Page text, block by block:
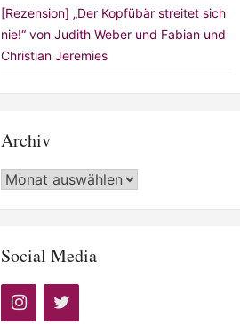
[Rezension] „Der Kopfübär streitet sich
nie!“ von Judith Weber und Fabian und
Christian Jeremies
Archiv
Archiv
Social Media